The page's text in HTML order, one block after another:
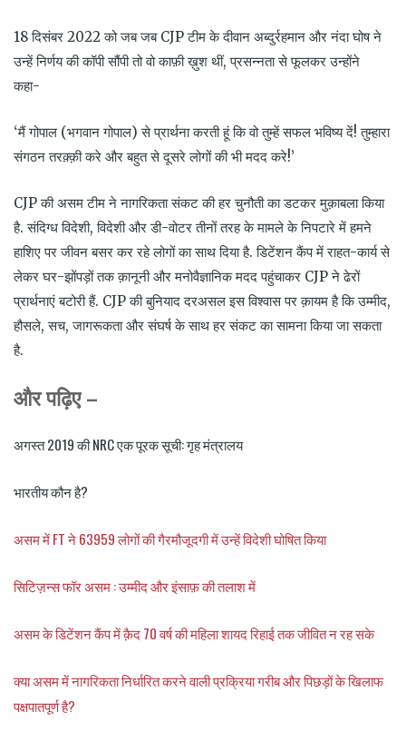
18 दिसंबर 2022 को जब जब CJP टीम के दीवान अब्दुर्रहमान और नंदा घोष ने
उन्हें निर्णय की कॉपी सौंपी तो वो काफ़ी ख़ुश थीं, प्रसन्नता से फूलकर उन्होंने
कहा-
‘मैं गोपाल (भगवान गोपाल) से प्रार्थना करती हूं कि वो तुम्हें सफल भविष्य दें! तुम्हारा
संगठन तरक़्क़ी करे और बहुत से दूसरे लोगों की भी मदद करे!’
CJP की असम टीम ने नागरिकता संकट की हर चुनौती का डटकर मुक़ाबला किया
है. संदिग्ध विदेशी, विदेशी और डी-वोटर तीनों तरह के मामले के निपटारे में हमने
हाशिए पर जीवन बसर कर रहे लोगों का साथ दिया है. डिटेंशन कैंप में राहत-कार्य से
लेकर घर-झोंपड़ों तक क़ानूनी और मनोवैज्ञानिक मदद पहुंचाकर CJP ने ढेरों
प्रार्थनाएं बटोरी हैं. CJP की बुनियाद दरअसल इस विश्वास पर क़ायम है कि उम्मीद,
हौसले, सच, जागरूकता और संघर्ष के साथ हर संकट का सामना किया जा सकता
है.
औरपढ़िए –
अगस्त 2019 की NRC एक पूरक सूची: गृह मंत्रालय
भारतीय कौन है?
असम में FT ने 63959 लोगों की गैरमौजूदगी में उन्हें विदेशी घोषित किया
सिटिज़न्स फॉर असम : उम्मीद और इंसाफ़ की तलाश में
असम के डिटेंशन कैंप में क़ैद 70 वर्ष की महिला शायद रिहाई तक जीवित न रह सके
क्या असम में नागरिकता निर्धारित करने वाली प्रक्रिया गरीब और पिछड़ों के खिलाफ
पक्षपातपूर्ण है?